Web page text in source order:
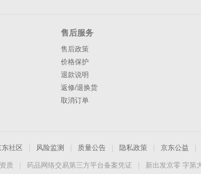
售后服务
售后政策
价格保护
退款说明
返修/退换货
取消订单
东社区 风险监测 质量公告 隐私政策 京东公益
质 药品网络交易第三方平台备案凭证 新出发京零 字第